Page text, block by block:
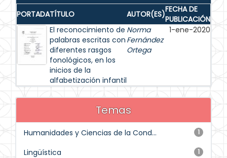
PORTADATÍTULO AUTOR(ES)FECHA DE
PUBLICACIÓN
El reconocimiento de
palabras escritas con
diferentes rasgos
fonológicos, en los
inicios de la
alfabetización infantil
Norma
Fernández
Ortega
1-ene-2020
Temas
1
Humanidades y Ciencias de la Cond...
1
Lingüística